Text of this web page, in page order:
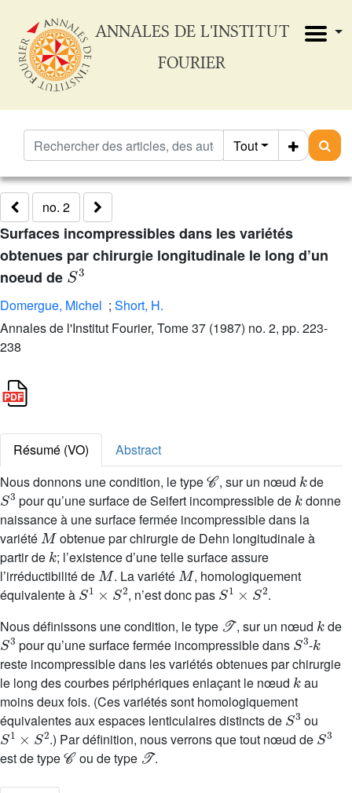
ANNALES DE L'INSTITUT
FOURIER
Tout
no. 2
Surfaces incompressibles dans les variétés
obtenues par chirurgie longitudinale le long d’un
noeud de
S3
Domergue, Michel ; Short, H.
Annales de l'Institut Fourier, Tome 37 (1987) no. 2, pp. 223-
238
Résumé (VO)
Abstract
Nous donnons une condition, le type
𝒞
, sur un nœud
k
de
S3
pour qu’une surface de Seifert incompressible de
k
donne
naissance à une surface fermée incompressible dans la
variété
M
obtenue par chirurgie de Dehn longitudinale à
partir de
k
; l’existence d’une telle surface assure
l’irréductibilité de
M
. La variété
M
, homologiquement
équivalente à
S1×S 2
, n’est donc pas
S1×S2
.
Nous définissons une condition, le type
, sur un nœud de
S3
pour qu’une surface fermée incompressible dans
S3
-
k
reste incompressible dans les variétés obtenues par chirurgie
le long des courbes périphériques enlaçant le nœud
k
au
moins deux fois. (Ces variétés sont homologiquement
équivalentes aux espaces lenticulaires distincts de
S3
ou
S1×S2
.) Par définition, nous verrons que tout nœud de
S 3
est de type
𝒞
ou de type
𝒯
.